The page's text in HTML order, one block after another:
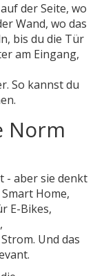
der Seite, wo
Wand, wo das
bis du die Tür
am Eingang,
So kannst du
Norm
- aber sie denkt
Home,
E-Bikes,
Und das